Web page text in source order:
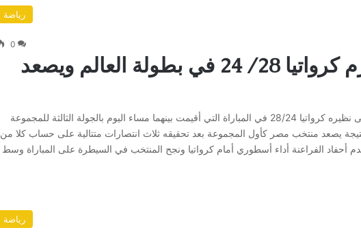
رياضة
0
منتخب اليد يهزم كرواتيا 28/ 24 في بطولة العالم ويصعد
فاز منتخب مصر لكرة اليد على نظيره كرواتيا 28/24 في المباراة التي أقيمت بينهما مساء اليوم بالجولة الثالثة للمجموعة
النتيجة يصعد منتخب مصر كأول المجموعة بعد تحقيقه ثلاث انتصارات متتالية على حساب كلا من
قدم أحفاد الفراعنة أداء أسطوري أمام كرواتيا ونجح المنتخب في السيطرة على المباراة وسط
رياضة